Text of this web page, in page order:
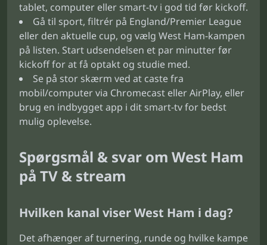
tablet, computer eller smart-tv i god tid før kickoff.
Gå til sport, filtrér på England/Premier League
eller den aktuelle cup, og vælg West Ham-kampen
på listen. Start udsendelsen et par minutter før
kickoff for at få optakt og studie med.
Se på stor skærm ved at caste fra
mobil/computer via Chromecast eller AirPlay, eller
brug en indbygget app i dit smart-tv for bedst
mulig oplevelse.
Spørgsmål & svar om West Ham
på TV & stream
Hvilken kanal viser West Ham i dag?
Det afhænger af turnering, runde og hvilke kampe